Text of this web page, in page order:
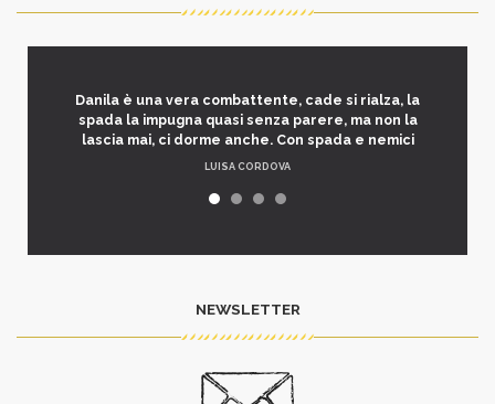
Danila è una vera combattente, cade si rialza, la
spada la impugna quasi senza parere, ma non la
lascia mai, ci dorme anche. Con spada e nemici
LUISA CORDOVA
NEWSLETTER